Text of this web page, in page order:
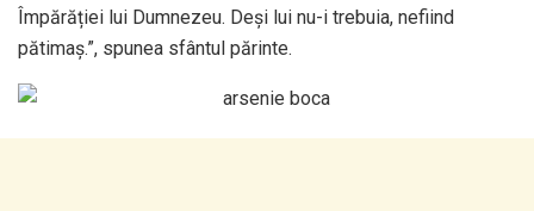
Împărăției lui Dumnezeu. Deși lui nu-i trebuia, nefiind
pătimaș.”, spunea sfântul părinte.